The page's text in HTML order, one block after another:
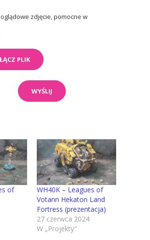
zdjęcie, pomocne w
of
WH40K – Leagues of
Votann Hekaton Land
Fortress (prezentacja)
27 czerwca 2024
W „Projekty"